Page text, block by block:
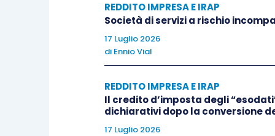
taliindeducibiliin quanto
spese di riparazione e
custodia e portineria
l’amministrazione dell’immobile;
costi non direttamente
ricomprendendo in tale ambito
spese di gestione societaria e
REDDITO IMPRESA E IRAP
Società di servizi a rischio
17 Luglio 2026
di Ennio Vial
REDDITO IMPRESA E IRAP
Il credito d’imposta degli
dichiarativi dopo la conversione
17 Luglio 2026